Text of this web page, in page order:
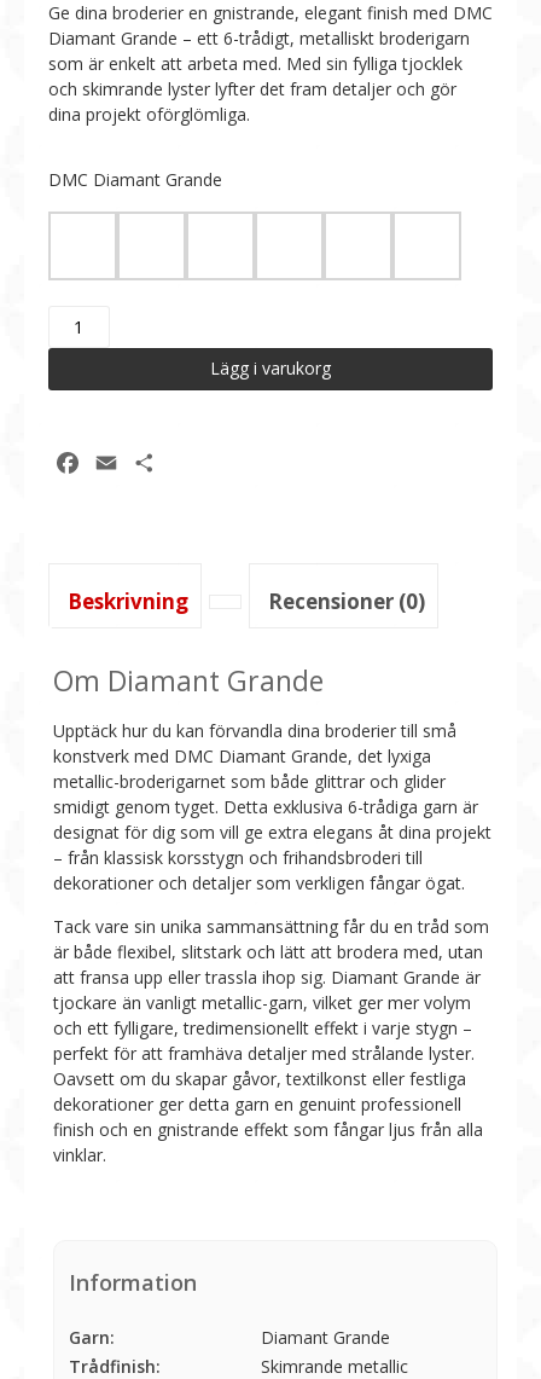
Ge dina broderier en gnistrande, elegant finish med DMC
Diamant Grande – ett 6-trådigt, metalliskt broderigarn
som är enkelt att arbeta med. Med sin fylliga tjocklek
och skimrande lyster lyfter det fram detaljer och gör
dina projekt oförglömliga.
DMC Diamant Grande
Diamant
Grande,
6-
trådigt
metallic
mängd
Lägg i varukorg
Facebook
Email
Beskrivning Recensioner (0)
Om Diamant Grande
Upptäck hur du kan förvandla dina broderier till små
konstverk med DMC Diamant Grande, det lyxiga
metallic-broderigarnet som både glittrar och glider
smidigt genom tyget. Detta exklusiva 6-trådiga garn är
designat för dig som vill ge extra elegans åt dina projekt
– från klassisk korsstygn och frihandsbroderi till
dekorationer och detaljer som verkligen fångar ögat.
Tack vare sin unika sammansättning får du en tråd som
är både flexibel, slitstark och lätt att brodera med, utan
att fransa upp eller trassla ihop sig. Diamant Grande är
tjockare än vanligt metallic-garn, vilket ger mer volym
och ett fylligare, tredimensionellt effekt i varje stygn –
perfekt för att framhäva detaljer med strålande lyster.
Oavsett om du skapar gåvor, textilkonst eller festliga
dekorationer ger detta garn en genuint professionell
finish och en gnistrande effekt som fångar ljus från alla
vinklar.
Information
Garn:
Diamant Grande
Trådfinish:
Skimrande metallic